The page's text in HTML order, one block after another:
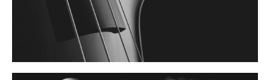
Luces y Escenario